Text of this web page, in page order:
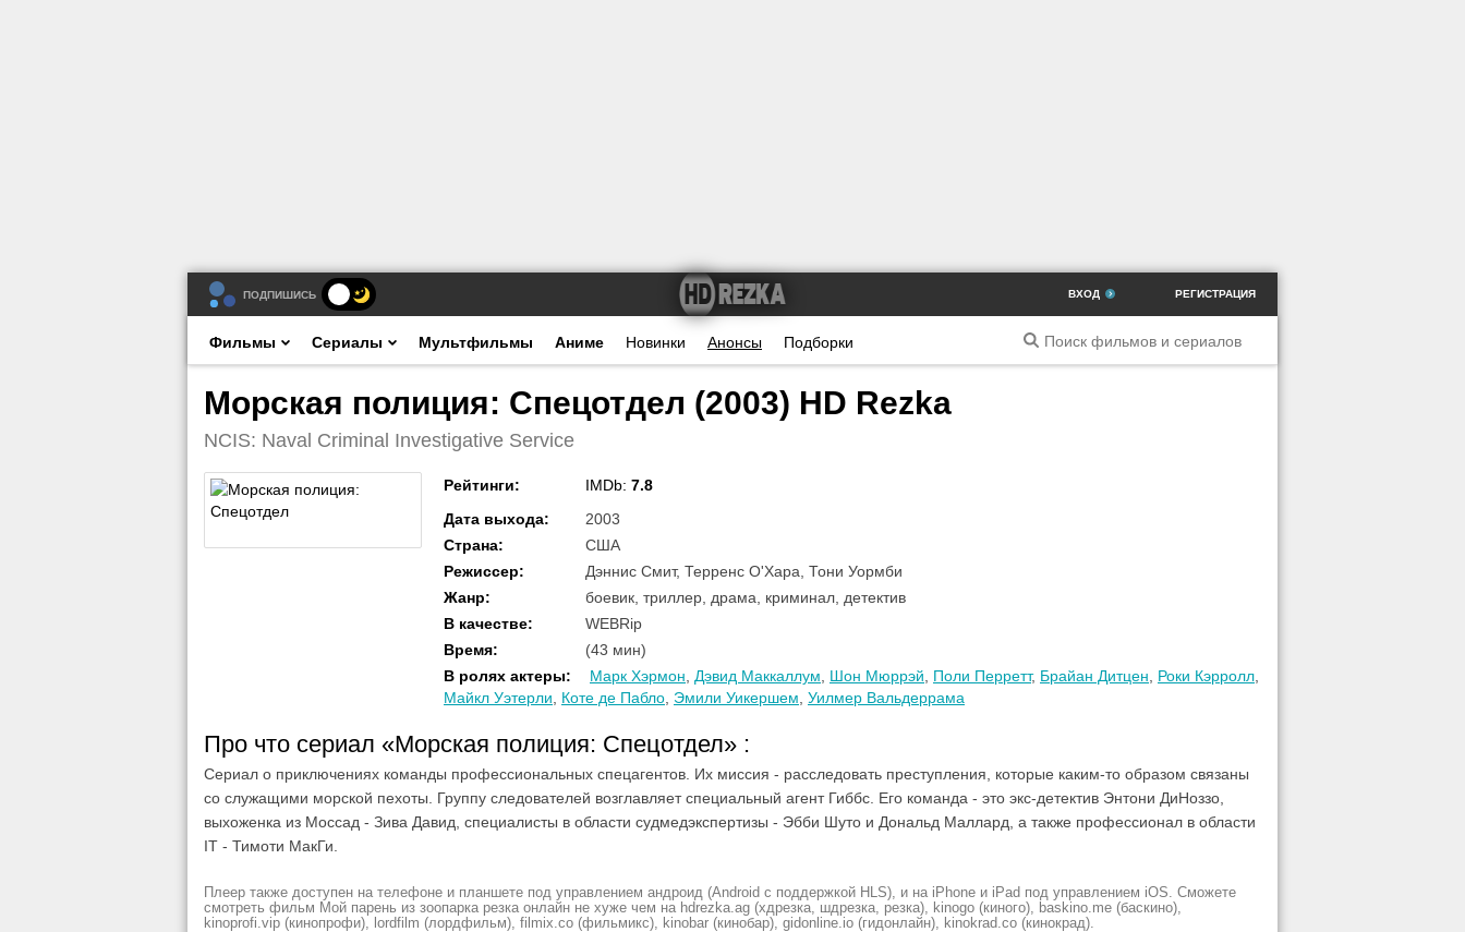
ПОДПИШИСЬ ВХОД РЕГИСТРАЦИЯ
Фильмы Сериалы Мультфильмы Аниме Новинки Анонсы Подборки
Морская полиция: Спецотдел (2003) HD Rezka
NCIS: Naval Criminal Investigative Service
Рейтинги: IMDb: 7.8
Дата выхода:
2003
Страна:
США
Режиссер:
Дэннис Смит, Терренс О'Хара, Тони Уормби
Жанр:
боевик, триллер, драма, криминал, детектив
В качестве:
WEBRip
Время:
(43 мин)
В ролях актеры: Марк Хэрмон Дэвид Маккаллум Шон Мюррэй Поли Перретт, Брайан Дитцен Роки Кэрролл
Майкл Уэтерли
Коте де Пабло Эмили Уикершем Уилмер Вальдеррама
Про что сериал «Морская полиция: Спецотдел» :
Сериал о приключениях команды профессиональных спецагентов. Их миссия - расследовать преступления, которые каким-то образом связаны
со служащими морской пехоты. Группу следователей возглавляет специальный агент Гиббс. Его команда - это экс-детектив Энтони ДиНоззо,
выхоженка из Моссад - Зива Давид, специалисты в области судмедэкспертизы - Эбби Шуто и Дональд Маллард, а также профессионал в области
IT - Тимоти МакГи.
Плеер также доступен на телефоне и планшете под управлением андроид (Android с поддержкой HLS), и на iPhone и iPad под управлением iOS. Сможете
смотреть фильм Мой парень из зоопарка резка онлайн не хуже чем на hdrezka.ag (хдрезка, шдрезка, резка), kinogo (киного), baskino.me (баскино),
kinoprofi.vip (кинопрофи), lordfilm (лордфильм), filmix.co (фильмикс), kinobar (кинобар), gidonline.io (гидонлайн), kinokrad.сo (кинокрад).